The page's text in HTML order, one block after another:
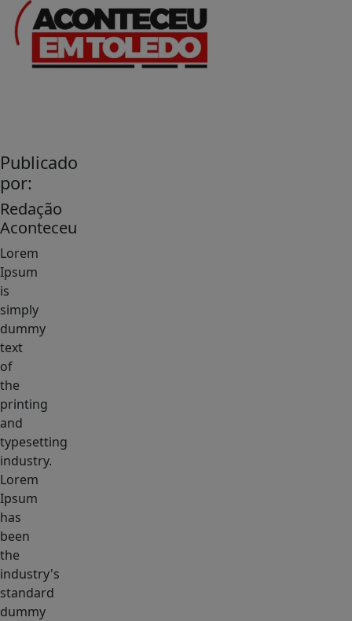
Publicado
por:
Redação
Aconteceu
Lorem
Ipsum
is
simply
dummy
text
of
the
printing
and
typesetting
industry.
Lorem
Ipsum
has
been
the
industry's
standard
dummy